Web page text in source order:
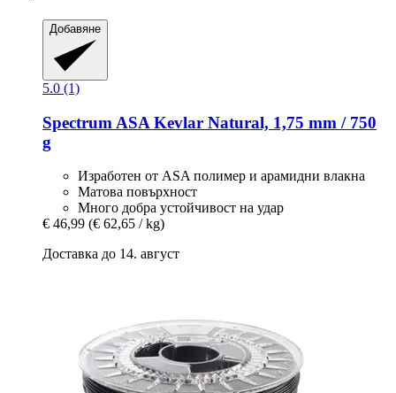
Добавяне
5.0 (1)
Spectrum ASA Kevlar Natural, 1,75 mm / 750
g
Изработен от ASA полимер и арамидни влакна
Матова повърхност
Много добра устойчивост на удар
€ 46,99 (€ 62,65 / kg)
Доставка до 14. август